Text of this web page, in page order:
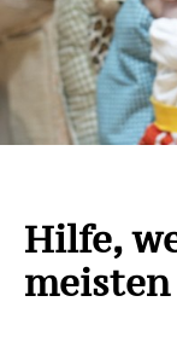
Hilfe,